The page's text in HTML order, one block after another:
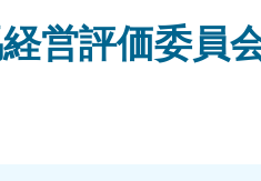
営評価委員